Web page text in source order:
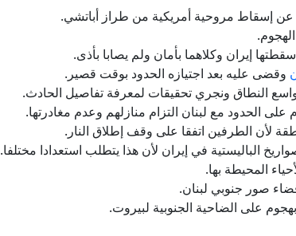
عن إسقاط مروحية أمريكية من طراز أباتشي.
إيران وكلاهما بأمان ولم يصابا بأذى.
وقضى عليه بعد اجتيازه الحدود بوقت قصير.
النطاق ونجري تحقيقات لمعرفة تفاصيل الحادث.
مع لبنان التزام منازلهم وعدم مغادرتها.
لأن الطرفين اتفقا على وقف إطلاق النار.
الباليستية في إيران لأن هذا يتطلب استعدادا مختلفا.
المحيطة بها.
صور جنوبي لبنان.
على الضاحية الجنوبية لبيروت.